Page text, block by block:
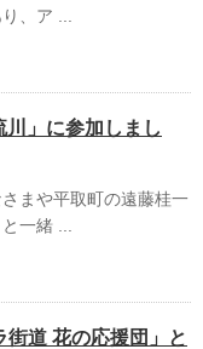
、ア ...
川」に参加しまし
まや平取町の遠藤桂一
一緒 ...
街道 花の応援団」と